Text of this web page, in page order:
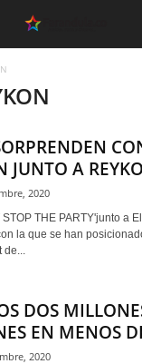
JUNTO A
2020
THE PARTY'junto a
la que se han
de...
DOS
EN MENOS
2020